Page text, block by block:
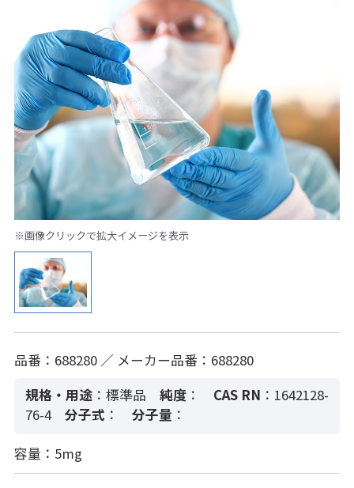
※画像クリックで拡大イメージを表示
品番：688280 ／ メーカー品番：688280
規格・用途 ：標準品 純度： CAS RN ：1642128-
76-4
分子式 ： 分子量 ：
容量：5mg